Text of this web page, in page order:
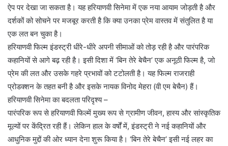
ऐप पर देखा जा सकता है। यह हरियाणवी सिनेमा में एक नया आयाम जोड़ती है और
दर्शकों को सोचने पर मजबूर करती है कि क्या उनका प्रेम वास्तव में संतुलित है या
एक लत बन चुका है।
हरियाणवी फिल्म इंडस्ट्री धीरे-धीरे अपनी सीमाओं को तोड़ रही है और पारंपरिक
कहानियों से आगे बढ़ रही है। इसी दिशा में ‘बिन तेरे बेचैन’ एक अनूठी फिल्म है, जो
प्रेम की लत और उसके गहरे प्रभावों को टटोलती है। यह फिल्म राजराही
प्रोडक्शन के तहत बनी है और इसके नायक विनोद मेहरा (वी एम बेचैन) हैं।
हरियाणवी सिनेमा का बदलता परिदृश्य –
पारंपरिक रूप से हरियाणवी फिल्में मुख्य रूप से ग्रामीण जीवन, हास्य और सांस्कृतिक
मूल्यों पर केंद्रित रही हैं। लेकिन हाल के वर्षों में, इंडस्ट्री ने नई कहानियों और
आधुनिक मुद्दों की ओर ध्यान देना शुरू किया है। ‘बिन तेरे बेचैन’ इसी नई लहर का